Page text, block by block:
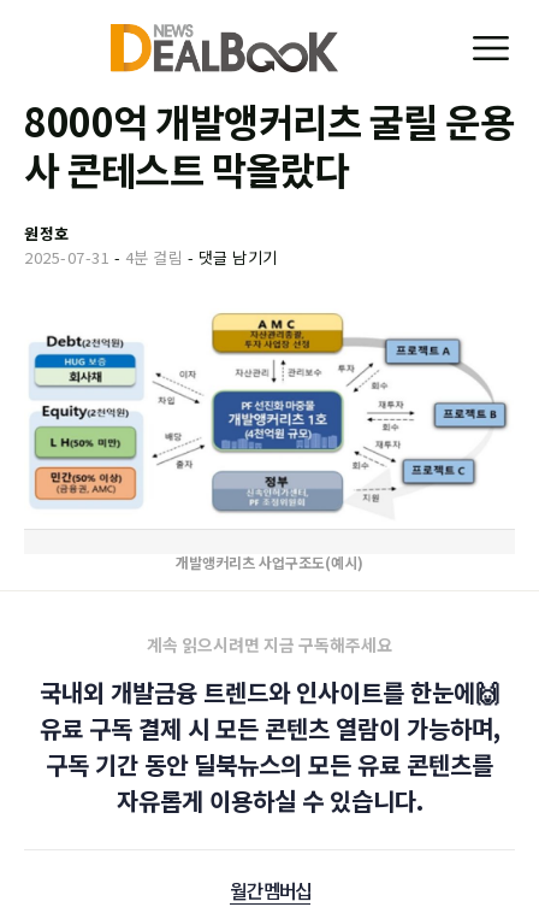
8000억 개발앵커리츠 굴릴 운용
사 콘테스트 막올랐다
원정호
2025-07-31 - 4분 걸림 - 댓글 남기기
개발앵커리츠 사업구조도(예시)
계속 읽으시려면 지금 구독해주세요
국내외 개발금융 트렌드와 인사이트를 한눈에🙌
유료 구독 결제 시 모든 콘텐츠 열람이 가능하며,
구독 기간 동안 딜북뉴스의 모든 유료 콘텐츠를
자유롭게 이용하실 수 있습니다.
월간 멤버십